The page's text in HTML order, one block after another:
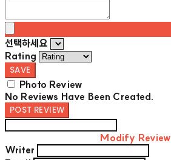
선택하세요
Rating
SAVE
Photo Review
No Reviews Have Been Created.
POST REVIEW
Modify Review
Writer